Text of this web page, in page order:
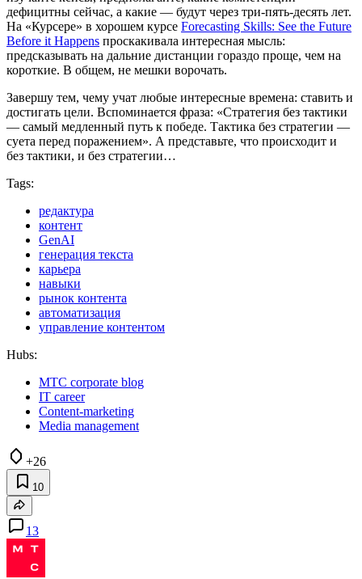
дефицитны сейчас, а какие — будут через три-пять-десять лет.
На «Курсере» в хорошем курсе Forecasting Skills: See the Future
Before it Happens проскакивала интересная мысль:
предсказывать на дальние дистанции гораздо проще, чем на
короткие. В общем, не мешки ворочать.
Завершу тем, чему учат любые интересные времена: ставить и
достигать цели. Вспоминается фраза: «Стратегия без тактики
— самый медленный путь к победе. Тактика без стратегии —
суета перед поражением». А представьте, что происходит и
без тактики, и без стратегии…
Tags:
редактура
контент
GenAI
генерация текста
карьера
навыки
рынок контента
автоматизация
управление контентом
Hubs:
МТС corporate blog
IT career
Content-marketing
Media management
+26
10
13